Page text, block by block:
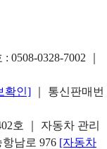
: 0508-0328-7002
확인]
｜ 통신판매번
호 ｜ 자동차 관리
남로 976 [자동차